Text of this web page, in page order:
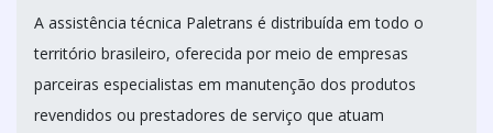
A assistência técnica Paletrans é distribuída em todo o
território brasileiro, oferecida por meio de empresas
parceiras especialistas em manutenção dos produtos
revendidos ou prestadores de serviço que atuam